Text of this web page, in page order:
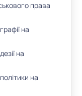
права
на
на
на